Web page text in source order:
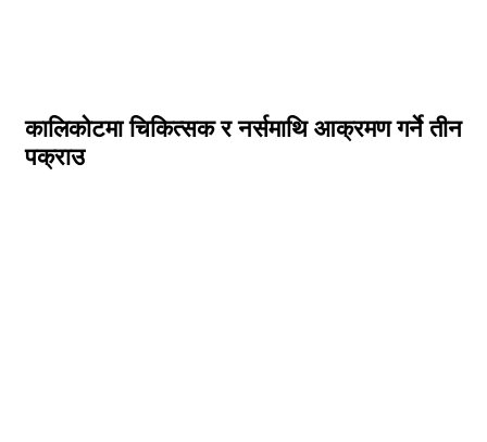
कालिकोटमा चिकित्सक र नर्समाथि आक्रमण गर्ने तीन
पक्राउ